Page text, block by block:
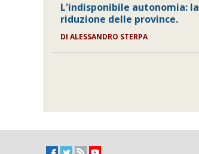
L'indisponibile autonomia: la
riduzione delle province.
DI ALESSANDRO STERPA